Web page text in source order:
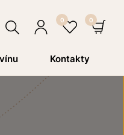
Kontakty